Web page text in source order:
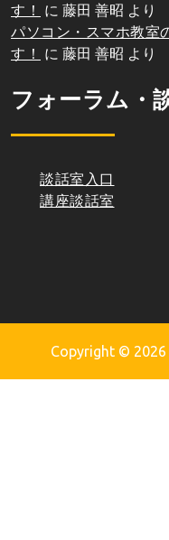
す！
に 藤田 善昭 より
パソコン・スマホ教室
す！
に 藤田 善昭 より
フォーラム・
談話室入口
講座談話室
Copyright © 2026